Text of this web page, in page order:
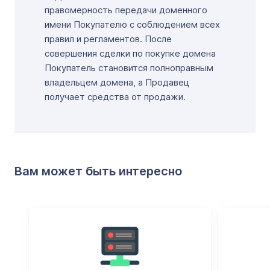
правомерность передачи доменного
имени Покупателю с соблюдением всех
правил и регламентов. После
совершения сделки по покупке домена
Покупатель становится полноправным
владельцем домена, а Продавец
получает средства от продажи.
Вам может быть интересно